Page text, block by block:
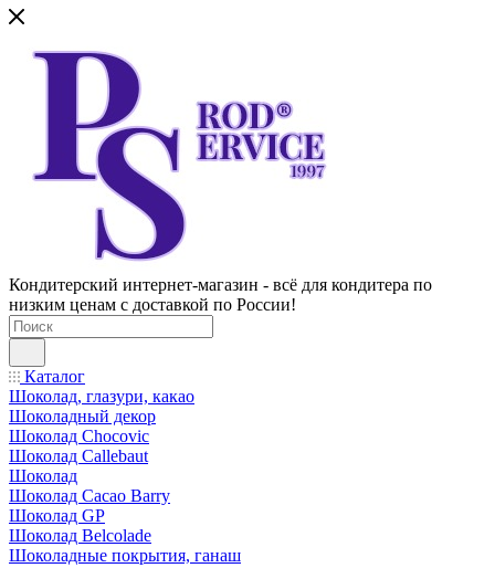
Кондитерский интернет-магазин - всё для кондитера по
низким ценам с доставкой по России!
Каталог
Шоколад, глазури, какао
Шоколадный декор
Шоколад Chocovic
Шоколад Callebaut
Шоколад
Шоколад Cacao Barry
Шоколад GP
Шоколад Belcolade
Шоколадные покрытия, ганаш